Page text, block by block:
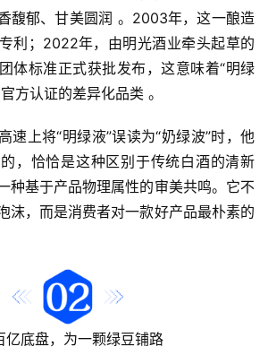
馥郁、甘美圆润 。2003年，这一酿造
利；2022年，由明光酒业牵头起草的
体标准正式获批发布，这意味着“明绿
方认证的差异化品类 。
速上将“明绿液”误读为“奶绿波”时，他
，恰恰是这种区别于传统白酒的清新
种基于产品物理属性的审美共鸣。它不
沫，而是消费者对一款好产品最朴素的
亿底盘，为一颗绿豆铺路